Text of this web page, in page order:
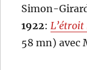
Simon-
1922:
58 mn) avec